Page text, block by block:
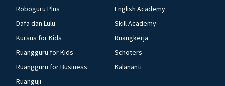
Roboguru Plus
Dafa dan Lulu
Kursus for Kids
Ruangguru for Kids
Ruangguru for Business
Ruanguji
English Academy
Skill Academy
Ruangkerja
Schoters
Kalananti